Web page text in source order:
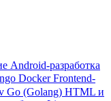
Android-разработка
DockerFrontend-
Go (Golang) HTML и